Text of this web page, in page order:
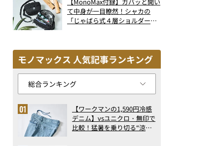
て中身が一目瞭然！シャカの
「じゃばら式４層ショルダーバ
モノマックス 人気記事ランキング
【ワークマンの1,590円冷感
デニム】vsユニクロ・無印で
比較！猛暑を乗り切る“涼感